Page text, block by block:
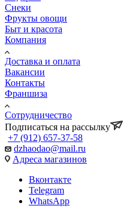
Снеки
Фрукты овощи
Быт и красота
Компания
Доставка и оплата
Вакансии
Контакты
Франшиза
Сотрудничество
Подписаться на рассылку
+7 (912) 657-37-58
dzhaodao@mail.ru
Адреса магазинов
Вконтакте
Telegram
WhatsApp